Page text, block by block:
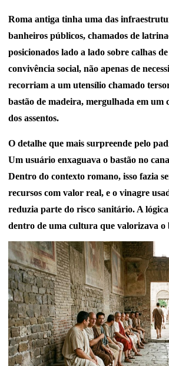
Roma antiga tinha uma das
banheiros públicos, chamados de
posicionados lado a lado sobre calhas
convivência social, não apenas de
recorriam a um utensílio chamado
bastão de madeira, mergulhada em
dos assentos.
O detalhe que mais surpreende pelo
Um usuário enxaguava o bastão no
Dentro do contexto romano, isso fazia
recursos com valor real, e o vinagre
reduzia parte do risco sanitário. A
dentro de uma cultura que valorizava